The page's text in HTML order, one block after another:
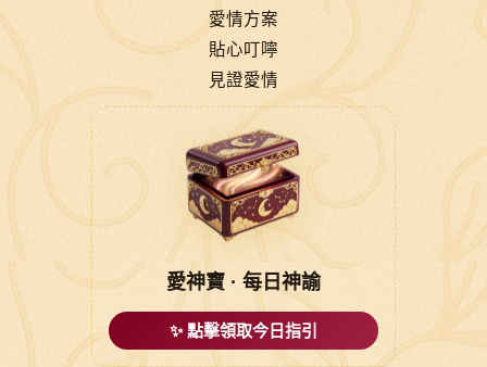
愛情方案
貼心叮嚀
見證愛情
愛神寶 · 每日神諭
✨ 點擊領取今日指引